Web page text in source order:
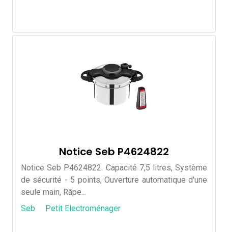
Notice Seb P4624822
Notice Seb P4624822. Capacité 7,5 litres, Système
de sécurité - 5 points, Ouverture automatique d'une
seule main, Râpe...
Seb
Petit Electroménager